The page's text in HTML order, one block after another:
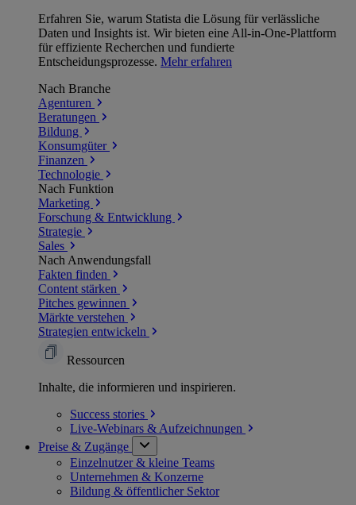
Erfahren Sie, warum Statista die Lösung für verlässliche
Daten und Insights ist. Wir bieten eine All-in-One-Plattform
für effiziente Recherchen und fundierte
Entscheidungsprozesse. Mehr erfahren
Nach Branche
Agenturen
Beratungen
Bildung
Konsumgüter
Finanzen
Technologie
Nach Funktion
Marketing
Forschung & Entwicklung
Strategie
Sales
Nach Anwendungsfall
Fakten finden
Content stärken
Pitches gewinnen
Märkte verstehen
Strategien entwickeln
Ressourcen
Inhalte, die informieren und inspirieren.
Success stories
Live-Webinars & Aufzeichnungen
Preise & Zugänge
Einzelnutzer & kleine Teams
Unternehmen & Konzerne
Bildung & öffentlicher Sektor